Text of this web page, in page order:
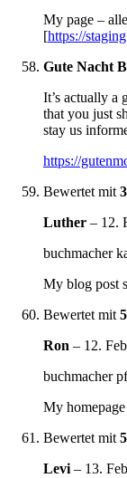
My page –
[https://
Gute Nacht
It’s actually a
that you just
stay us
https://
Bewertet mit3
Luther – 12.
buchmacher
My blog post
Bewertet mit5
Ron – 12.
buchmacher
My
Bewertet mit5
Levi– 13.